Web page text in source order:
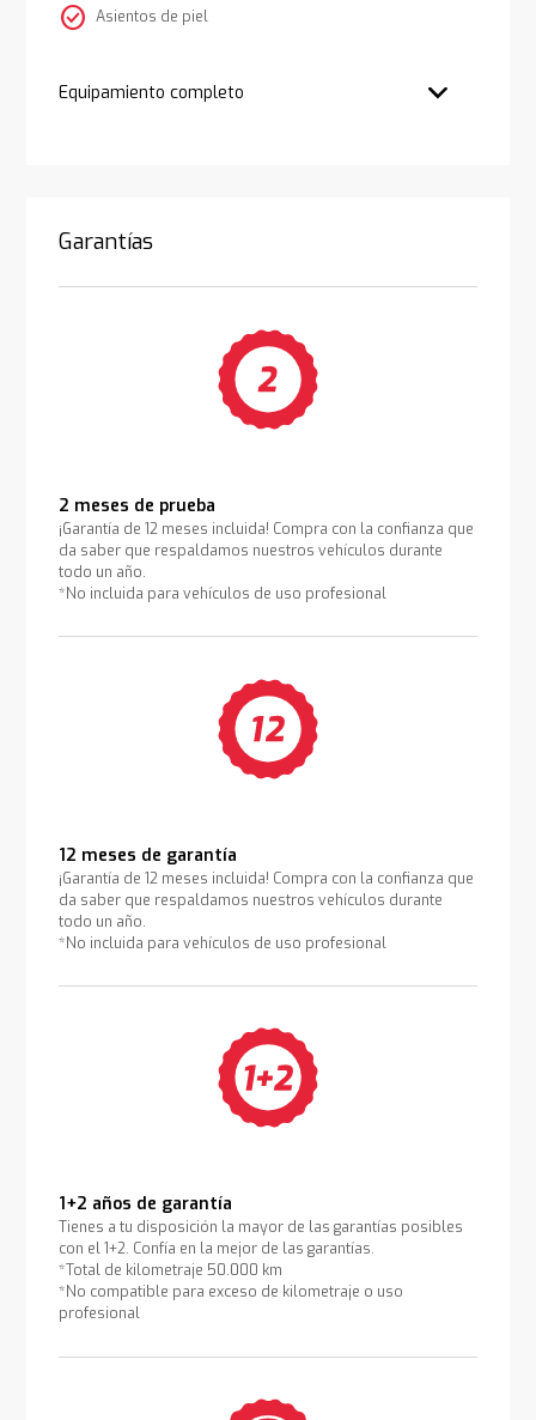
check_circle Asientos de piel
Equipamiento completo
Garantías
2 meses de prueba
¡Garantía de 12 meses incluida! Compra con la confianza que
da saber que respaldamos nuestros vehículos durante
todo un año.
*No incluida para vehículos de uso profesional
12 meses de garantía
¡Garantía de 12 meses incluida! Compra con la confianza que
da saber que respaldamos nuestros vehículos durante
todo un año.
*No incluida para vehículos de uso profesional
1+2 años de garantía
Tienes a tu disposición la mayor de las garantías posibles
con el 1+2. Confía en la mejor de las garantías.
*Total de kilometraje 50.000 km
*No compatible para exceso de kilometraje o uso
profesional